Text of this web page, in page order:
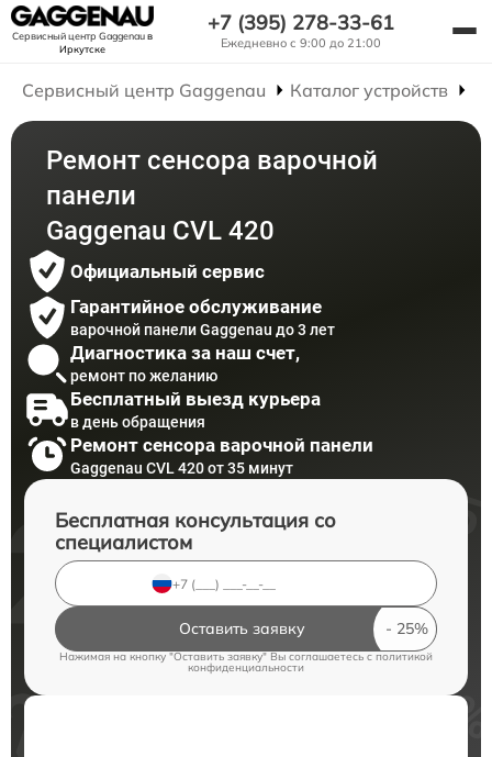
Сервисный центр Gaggenauв
Иркутске
+7 (395) 278-33-61
Ежедневно с 9:00 до 21:00
Сервисный центр Gaggenau Каталог устройств
Ремонт сенсора варочной
панели
Gaggenau CVL 420
Официальный сервис
Гарантийное обслуживание
варочной панели Gaggenau до 3 лет
Диагностика за наш счет,
ремонт по желанию
Бесплатный выезд курьера
в день обращения
Ремонт сенсора варочной панели
Gaggenau CVL 420 от 35 минут
Бесплатная консультация со
специалистом
Оставить заявку
Нажимая на кнопку "Оставить заявку" Вы соглашаетесь c политикой
конфиденциальности